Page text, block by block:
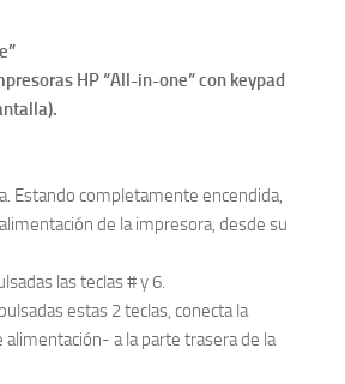
HP “All-in-one” con keypad
Estando completamente encendida,
de la impresora, desde su
las teclas # y 6.
estas 2 teclas, conecta la
alimentación- a la parte trasera de la